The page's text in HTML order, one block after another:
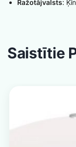
Ražotājvalsts:
Saistītie